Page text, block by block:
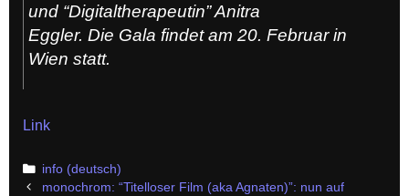
und “Digitaltherapeutin” Anitra
Eggler. Die Gala findet am 20. Februar in
Wien statt.
Link
Categories
info (deutsch)
Postmonochrom: “Titelloser Film (aka Agnaten)”: nun auf